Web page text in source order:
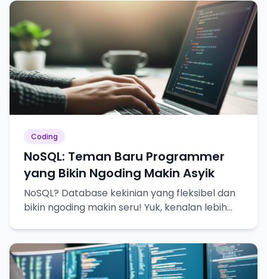
Coding
NoSQL: Teman Baru Programmer
yang Bikin Ngoding Makin Asyik
NoSQL? Database kekinian yang fleksibel dan
bikin ngoding makin seru! Yuk, kenalan lebih